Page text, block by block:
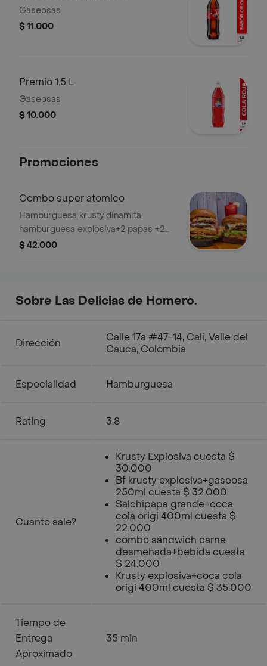
Gaseosas
$ 11.000
Premio 1.5 L
Gaseosas
$ 10.000
Promociones
Combo super atomico
Hamburguesa krusty dinamita,
hamburguesa explosiva+2 papas +2
gaseosa 250ml.
$ 42.000
Sobre Las Delicias de Homero.
Dirección
Calle 17a #47-14, Cali, Valle del
Cauca, Colombia
Especialidad Hamburguesa
Rating 3.8
Cuanto sale?
Krusty Explosiva cuesta $
30.000
Bf krusty explosiva+gaseosa
250ml cuesta $ 32.000
Salchipapa grande+coca
cola origi 400ml cuesta $
22.000
combo sándwich carne
desmehada+bebida cuesta
$ 24.000
Krusty explosiva+coca cola
origi 400ml cuesta $ 35.000
Tiempo de
Entrega
Aproximado
35 min